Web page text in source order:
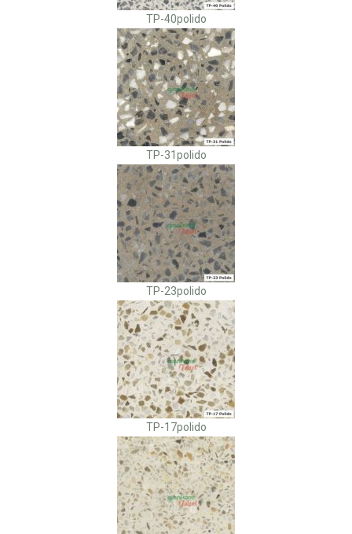
TP-40polido
TP-31polido
TP-23polido
TP-17polido